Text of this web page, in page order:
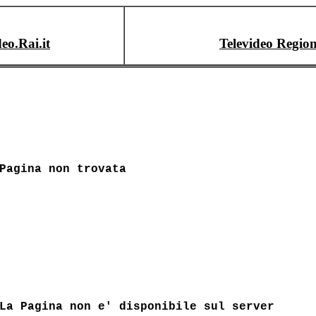
Televideo
Pagina non trovata
La Pagina non e' disponibile sul server